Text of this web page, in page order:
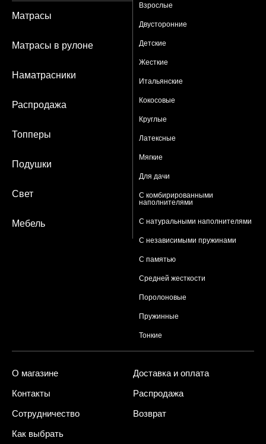
Взрослые
Двусторонние
Детские
Жесткие
Итальянские
Кокосовые
Круглые
Латексные
Мягкие
Для дачи
С комбирированными
наполнителями
С натуральными наполнителями
С независимыми пружинами
С памятью
Средней жесткости
Поролоновые
Пружинные
Тонкие
Матрасы
Матрасы в рулоне
Наматрасники
Распродажа
Топперы
Подушки
Свет
Мебель
О магазине
Доставка и оплата
Контакты
Распродажа
Сотрудничество
Возврат
Как выбрать